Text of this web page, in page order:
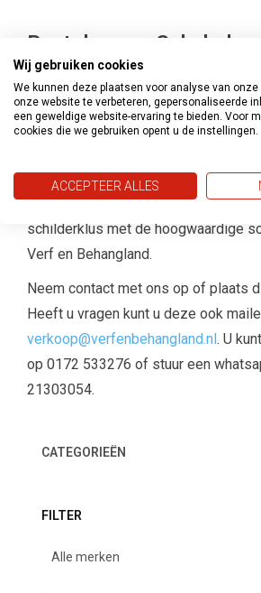
Bestel nu uw
behangland
Bestel vandaag nog schakelverf van
Behangland en geniet van de
buitenhoutwerk niet alleen mooi,
bestand tegen vocht. Bereid je voor
schilderklus met de hoogwaardige
Verf en Behangland.
Neem contact met ons op of plaats
Heeft u vragen kunt u deze ook
verkoop@verfenbehangland.nl . U
op 0172 533276 of stuur een
21303054.
CATEGORIEËN
FILTER
Wij gebruiken cookies
We kunnen deze plaatsen voor analyse van
onze website te verbeteren, gepersonaliseerde
een geweldige website-ervaring te bieden. Voor
cookies die we gebruiken opent u de instellingen.
ACCEPTEER ALLES